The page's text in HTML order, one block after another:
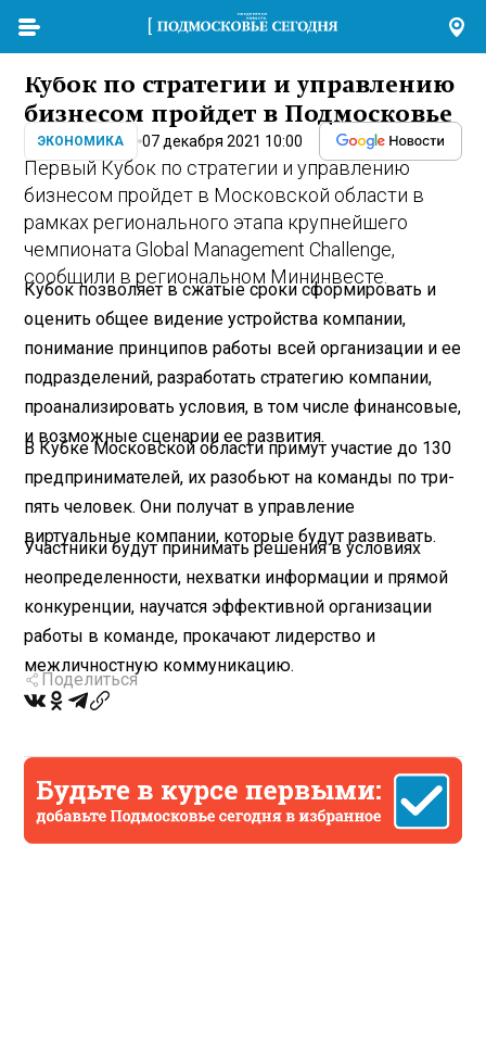
Кубок по стратегии и управлению
бизнесом пройдет в Подмосковье
ЭКОНОМИКА 07 декабря 2021 10:00
Первый Кубок по стратегии и управлению
бизнесом пройдет в Московской области в
рамках регионального этапа крупнейшего
чемпионата Global Management Challenge,
сообщили в региональном Мининвесте.
Кубок позволяет в сжатые сроки сформировать и
оценить общее видение устройства компании,
понимание принципов работы всей организации и ее
подразделений, разработать стратегию компании,
проанализировать условия, в том числе финансовые,
и возможные сценарии ее развития.
В Кубке Московской области примут участие до 130
предпринимателей, их разобьют на команды по три-
пять человек. Они получат в управление
виртуальные компании, которые будут развивать.
Участники будут принимать решения в условиях
неопределенности, нехватки информации и прямой
конкуренции, научатся эффективной организации
работы в команде, прокачают лидерство и
межличностную коммуникацию.
Поделиться